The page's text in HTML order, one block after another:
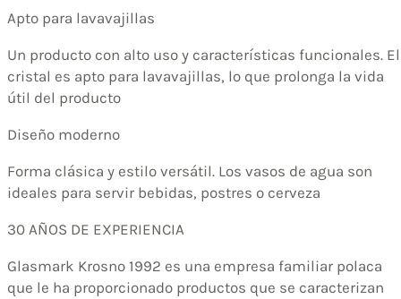
Apto para lavavajillas
Un producto con alto uso y características funcionales. El
cristal es apto para lavavajillas, lo que prolonga la vida
útil del producto
Diseño moderno
Forma clásica y estilo versátil. Los vasos de agua son
ideales para servir bebidas, postres o cerveza
30 AÑOS DE EXPERIENCIA
Glasmark Krosno 1992 es una empresa familiar polaca
que le ha proporcionado productos que se caracterizan